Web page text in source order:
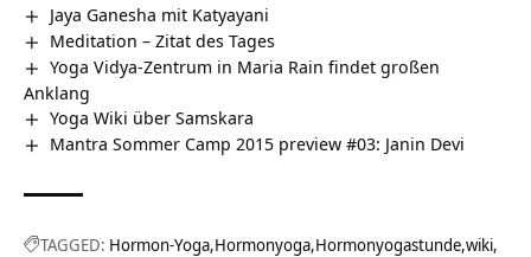
Jaya Ganesha mit Katyayani
Meditation – Zitat des Tages
Yoga Vidya-Zentrum in Maria Rain findet großen
Anklang
Yoga Wiki über Samskara
Mantra Sommer Camp 2015 preview #03: Janin Devi
TAGGED: Hormon-Yoga Hormonyoga Hormonyogastunde wiki